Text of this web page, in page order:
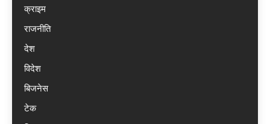
क्राइम
राजनीति
देश
विदेश
बिजनेस
टेक